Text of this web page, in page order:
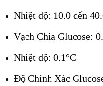
Nhiệt độ: 10.0 đến
Vạch Chia Glucose:
Nhiệt độ: 0.1°C
Độ Chính Xác